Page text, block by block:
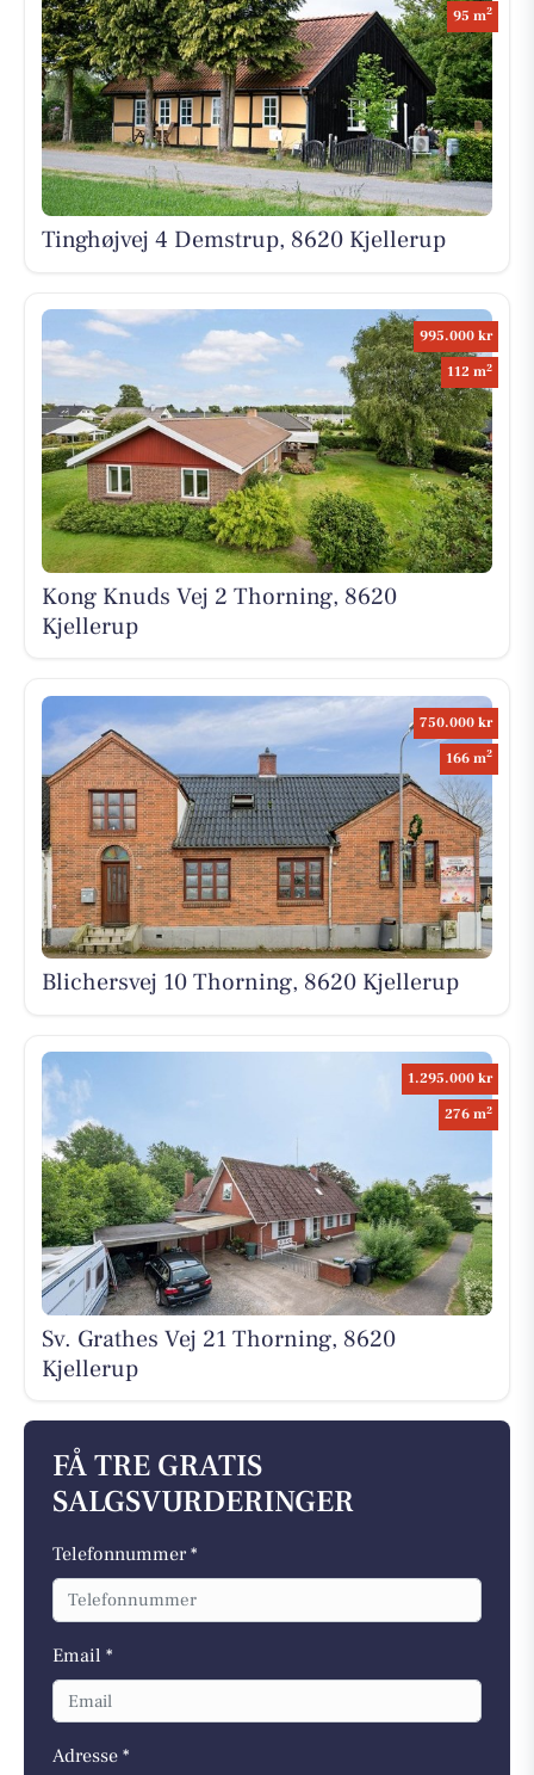
95 m2
Tinghøjvej 4 Demstrup, 8620 Kjellerup
995.000 kr
112 m2
Kong Knuds Vej 2 Thorning, 8620
Kjellerup
750.000 kr
166 m2
Blichersvej 10 Thorning, 8620 Kjellerup
1.295.000 kr
276 m2
Sv. Grathes Vej 21 Thorning, 8620
Kjellerup
FÅ TRE GRATIS
SALGSVURDERINGER
Telefonnummer *
Email *
Adresse *